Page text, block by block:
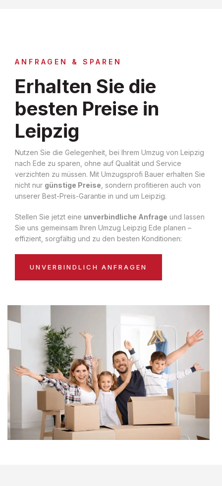
ANFRAGEN & SPAREN
Erhalten Sie die
besten Preise in
Leipzig
Nutzen Sie die Gelegenheit, bei Ihrem Umzug von Leipzig
nach Ede zu sparen, ohne auf Qualität und Service
verzichten zu müssen. Mit Umzugsprofi Bauer erhalten Sie
nicht nur günstige Preise , sondern profitieren auch von
unserer Best-Preis-Garantie in und um Leipzig.
Stellen Sie jetzt eine unverbindliche Anfrage und lassen
Sie uns gemeinsam Ihren Umzug Leipzig Ede planen –
effizient, sorgfältig und zu den besten Konditionen:
UNVERBINDLICH ANFRAGEN